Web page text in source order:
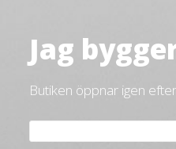
Jag
Butiken öppnar igen